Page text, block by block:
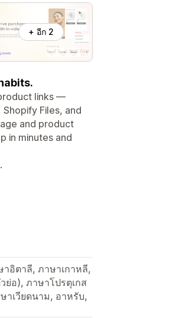
+ อีก 2
links —
Files, and
and product
in minutes and
อิตาลี, ภาษาเกาหลี,
อ), ภาษาโปรตุเกส
าเวียดนาม, อาหรับ,